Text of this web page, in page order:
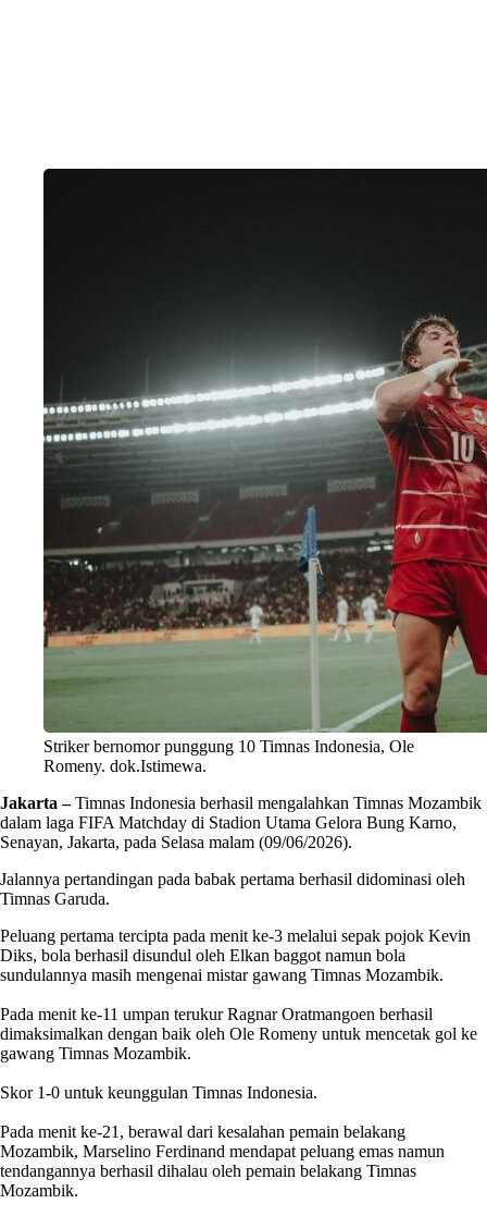
Striker bernomor punggung 10 Timnas Indonesia, Ole
Romeny. dok.Istimewa.
Jakarta –Timnas Indonesia berhasil mengalahkan Timnas Mozambik
dalam laga FIFA Matchday di Stadion Utama Gelora Bung Karno,
Senayan, Jakarta, pada Selasa malam (09/06/2026).
Jalannya pertandingan pada babak pertama berhasil didominasi oleh
Timnas Garuda.
Peluang pertama tercipta pada menit ke-3 melalui sepak pojok Kevin
Diks, bola berhasil disundul oleh Elkan baggot namun bola
sundulannya masih mengenai mistar gawang Timnas Mozambik.
‎Pada menit ke-11 umpan terukur Ragnar Oratmangoen berhasil
dimaksimalkan dengan baik oleh Ole Romeny untuk mencetak gol ke
gawang Timnas Mozambik.
‎Skor 1-0 untuk keunggulan Timnas Indonesia.
‎Pada menit ke-21, berawal dari kesalahan pemain belakang
Mozambik, Marselino Ferdinand mendapat peluang emas namun
tendangannya berhasil dihalau oleh pemain belakang Timnas
Mozambik.